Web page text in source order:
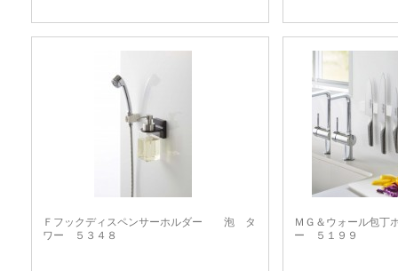
Ｆフックディスペンサーホルダー 泡 タ
ワー ５３４８
ＭＧ＆ウォール包
ー ５１９９